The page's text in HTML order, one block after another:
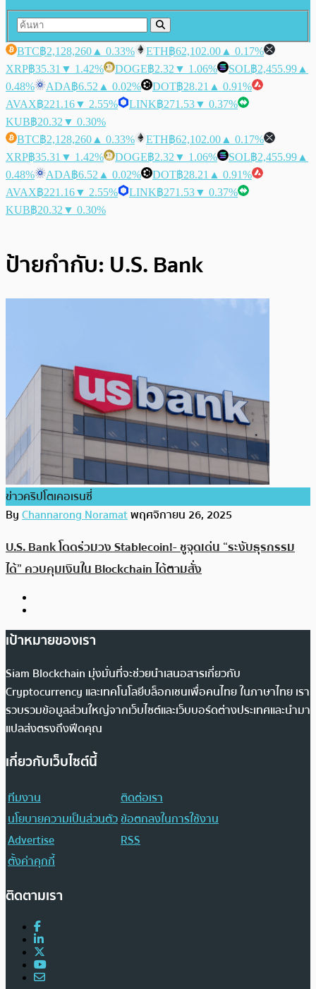
BTC฿2,128,260 ▲ 0.33% ETH฿62,102.00 ▲ 0.17%
XRP฿35.31 ▼ 1.42% DOGE฿2.32 ▼ 1.06% SOL฿2,455.99 ▲
0.48%
ADA฿6.52 ▲ 0.02% DOT฿28.21 ▲ 0.91%
AVAX฿221.16▼ 2.55% LINK฿271.53▼ 0.37%
KUB฿20.32 ▼ 0.30%
BTC฿2,128,260 ▲ 0.33% ETH฿62,102.00 ▲ 0.17%
XRP฿35.31 ▼ 1.42% DOGE฿2.32 ▼ 1.06% SOL฿2,455.99 ▲
0.48%
ADA฿6.52 ▲ 0.02% DOT฿28.21 ▲ 0.91%
AVAX฿221.16▼ 2.55% LINK฿271.53▼ 0.37%
KUB฿20.32 ▼ 0.30%
ป้ายกำกับ: U.S. Bank
ข่าวคริปโตเคอเรนซี่
ByChannarong Noramatพฤศจิกายน 26, 2025
U.S. Bank โดดร่วมวง Stablecoin!- ชูจุดเด่น “ระงับธุรกรรม
ได้” ควบคุมเงินใน Blockchain ได้ตามสั่ง
เป้าหมายของเรา
Siam Blockchain มุ่งมั่นที่จะช่วยนำเสนอสารเกี่ยวกับ
Cryptocurrency และเทคโนโลยีบล็อกเชนเพื่อคนไทย ในภาษาไทย เรา
รวบรวมข้อมูลส่วนใหญ่จากเว็บไซต์และเว็บบอร์ดต่างประเทศและนำมา
แปลส่งตรงถึงฟีดคุณ
เกี่ยวกับเว็บไซต์นี้
ทีมงาน
ติดต่อเรา
นโยบายความเป็นส่วนตัวข้อตกลงในการใช้งาน
Advertise
RSS
ตั้งค่าคุกกี้
ติดตามเรา